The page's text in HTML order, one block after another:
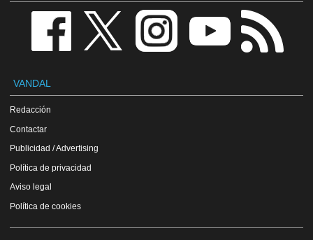
VANDAL
Redacción
Contactar
Publicidad / Advertising
Política de privacidad
Aviso legal
Política de cookies